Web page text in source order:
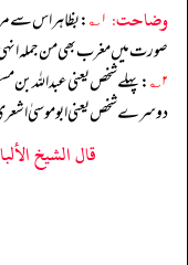
وضاحت: ۱؎ : بظاہر اس سے
صورت میں مغرب بھی من جملہ
۲؎ : پہلے شخص یعنی عبداللہ بن
دوسرے شخص یعنی ابوموسیٰ
قال الشيخ